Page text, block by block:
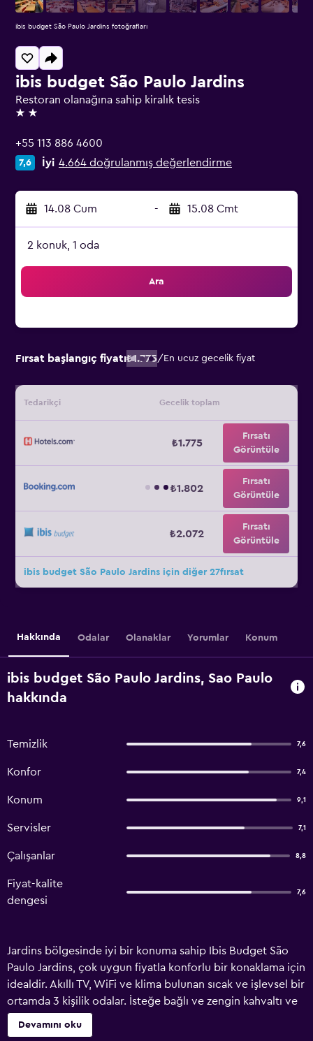
ibis budget São Paulo Jardins
Restoran olanağına sahip kiralık tesis
2 yıldız
+55 113 886 4600
7,6 İyi 4.664 doğrulanmış değerlendirme
14.08 Cum - 15.08 Cmt
2 konuk, 1 oda
Ara
Fırsat başlangıç fiyatı₺1.775/ En ucuz gecelik fiyat
Tedarikçi Gecelik toplam
₺1.775
Fırsatı
Görüntüle
₺1.802
Fırsatı
Görüntüle
₺2.072
Fırsatı
Görüntüle
ibis budget São Paulo Jardins için diğer 27fırsat
ibis budget São Paulo Jardins fotoğrafları
Hakkında Odalar Olanaklar Yorumlar Konum
ibis budget São Paulo Jardins, Sao Paulo
hakkında
Temizlik 7,6
Konfor 7,4
Konum 9,1
Servisler 7,1
Çalışanlar 8,8
Fiyat-kalite
dengesi
7,6
Jardins bölgesinde iyi bir konuma sahip Ibis Budget São
Paulo Jardins, çok uygun fiyatla konforlu bir konaklama için
idealdir. Akıllı TV, WiFi ve klima bulunan sıcak ve işlevsel bir
ortamda 3 kişilik odalar. İsteğe bağlı ve zengin kahvaltı ve
7/24 açık bir market. Ibis Budget SP ücretli bir otoparka ve
iş merkezine sahiptir. Evcil hayvanlar ücret karşılığında
Devamını oku